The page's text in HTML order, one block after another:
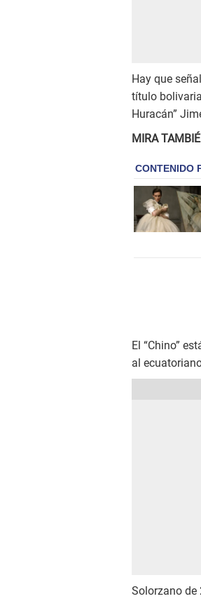
Hay que
título
Huracán”
MIRA
El “Chino”
al
Solorzano de